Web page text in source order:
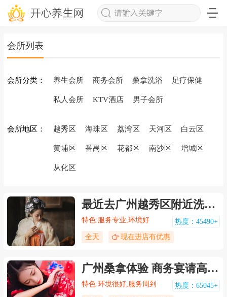
会所列表
会所分类： 养生会所 商务会所 桑拿洗浴 足疗保健
私人会所 KTV酒店 男子会所
会所地区： 越秀区 海珠区 ‌荔湾区 天河区 白云区
黄埔区 ‌番禺区 花都区 南沙区 增城区
从化区
最近去广州越秀区附近洗浴，技师按的很舒服，强烈推荐
特色:服务专业,环境好
热度：45490+
全天
现在进店有优惠
广州桑拿体验 商务宴请高端男士会所
特色:环境很好,服务周到
热度：65045+